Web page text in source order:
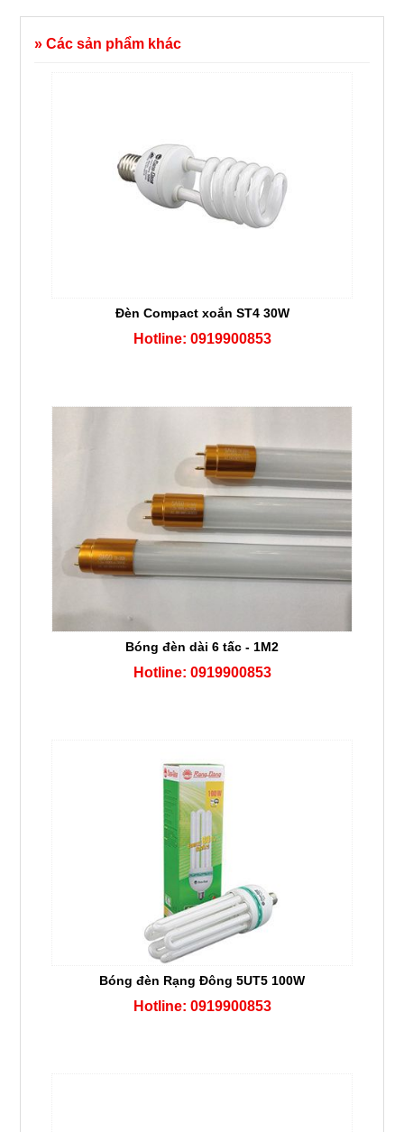
» Các sản phẩm khác
Đèn Compact xoắn ST4 30W
Hotline: 0919900853
Bóng đèn dài 6 tấc - 1M2
Hotline: 0919900853
Bóng đèn Rạng Đông 5UT5 100W
Hotline: 0919900853